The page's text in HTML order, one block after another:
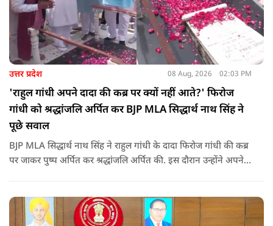
उत्तर प्रदेश 08 Aug, 2026 02:03 PM
'राहुल गांधी अपने दादा की कब्र पर क्यों नहीं आते?' फिरोज
गांधी को श्रद्धांजलि अर्पित कर BJP MLA सिद्धार्थ नाथ सिंह ने
पूछे सवाल
BJP MLA सिद्धार्थ नाथ सिंह ने राहुल गांधी के दादा फिरोज गांधी की कब्र
पर जाकर पुष्प अर्पित कर श्रद्धांजलि अर्पित की. इस दौरान उन्होंने अपने
कि वह भविष्य में क्या करें.